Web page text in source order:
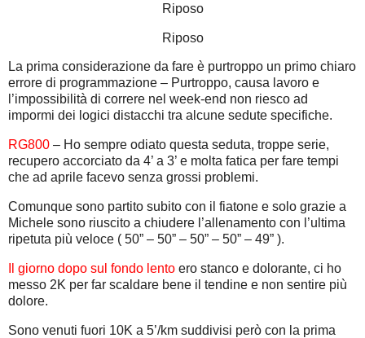
Riposo
Riposo
La prima considerazione da fare è purtroppo un primo chiaro
errore di programmazione – Purtroppo, causa lavoro e
l’impossibilità di correre nel week-end non riesco ad
impormi dei logici distacchi tra alcune sedute specifiche.
RG800 – Ho sempre odiato questa seduta, troppe serie,
recupero accorciato da 4’ a 3’ e molta fatica per fare tempi
che ad aprile facevo senza grossi problemi.
Comunque sono partito subito con il fiatone e solo grazie a
Michele sono riuscito a chiudere l’allenamento con l’ultima
ripetuta più veloce ( 50” – 50” – 50” – 50” – 49” ).
Il giorno dopo sul fondo lento ero stanco e dolorante, ci ho
messo 2K per far scaldare bene il tendine e non sentire più
dolore.
Sono venuti fuori 10K a 5’/km suddivisi però con la prima